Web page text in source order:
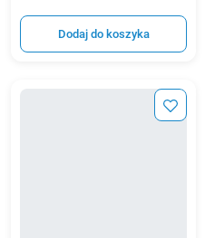
Dodaj do koszyka